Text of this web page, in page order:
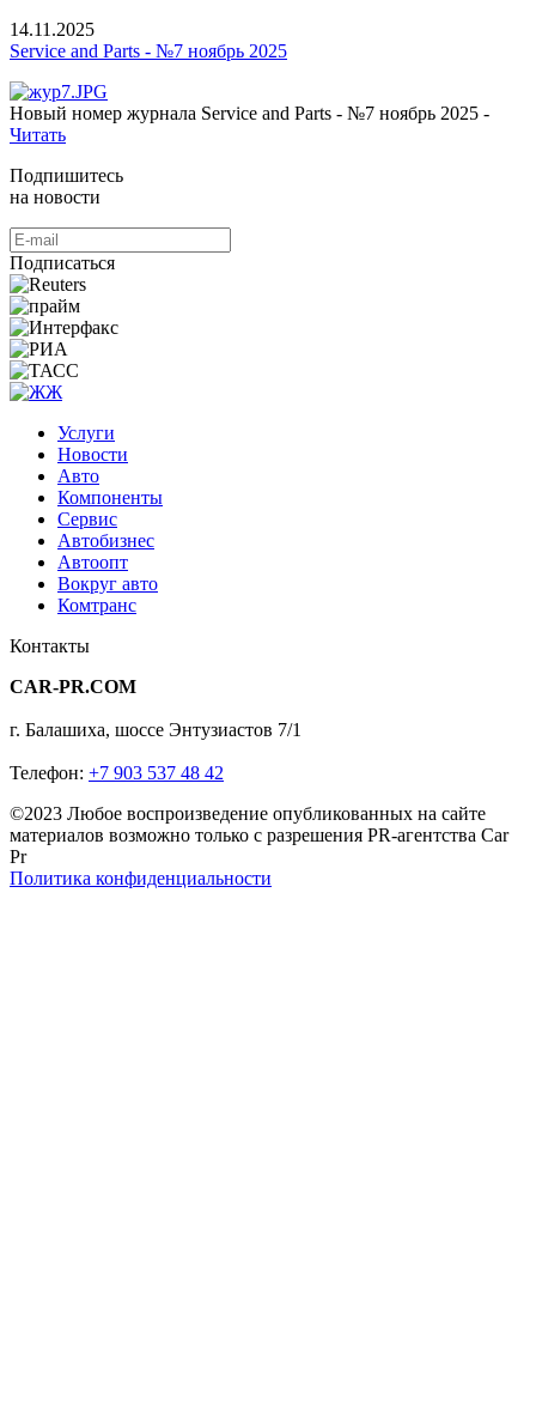
14.11.2025
Service and Parts - №7 ноябрь 2025
Новый номер журнала Service and Parts - №7 ноябрь 2025 -
Читать
Подпишитесь
на новости
Подписаться
Услуги
Новости
Авто
Компоненты
Сервис
Автобизнес
Автоопт
Вокруг авто
Комтранс
Контакты
CAR-PR.COM
г. Балашиха, шоссе Энтузиастов 7/1
Телефон: +7 903 537 48 42
©2023 Любое воспроизведение опубликованных на сайте
материалов возможно только с разрешения PR-агентства Car
Pr
Политика конфиденциальности